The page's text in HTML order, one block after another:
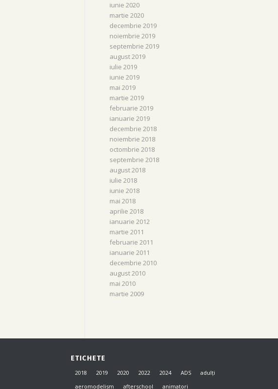
iunie 2020
martie 2020
decembrie 2019
noiembrie 2019
septembrie 2019
august 2019
iulie 2019
iunie 2019
mai 2019
martie 2019
februarie 2019
ianuarie 2019
decembrie 2018
noiembrie 2018
octombrie 2018
septembrie 2018
august 2018
iulie 2018
iunie 2018
mai 2018
aprilie 2018
ianuarie 2012
martie 2011
februarie 2011
ianuarie 2011
decembrie 2010
august 2010
mai 2010
martie 2009
ETICHETE
2018 2019 2020 2022 2024 ADS
adulți
aeromodelism
afterschool animatori